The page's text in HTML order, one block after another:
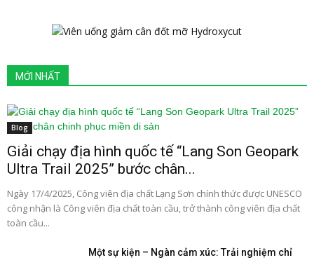
MỚI NHẤT
Blog
Giải chạy địa hình quốc tế “Lang Son Geopark
Ultra Trail 2025” bước chân...
Ngày 17/4/2025, Công viên địa chất Lạng Sơn chính thức được UNESCO
công nhận là Công viên địa chất toàn cầu, trở thành công viên địa chất
toàn cầu...
Một sự kiện – Ngàn cảm xúc: Trải nghiệm chỉ